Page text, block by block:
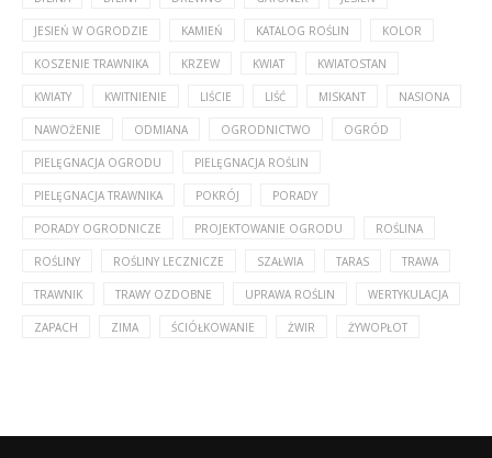
JESIEŃ W OGRODZIE KAMIEŃ KATALOG ROŚLIN KOLOR
KOSZENIE TRAWNIKA KRZEW KWIAT KWIATOSTAN
KWIATY KWITNIENIE LIŚCIE LIŚĆ MISKANT NASIONA
NAWOŻENIE ODMIANA OGRODNICTWO OGRÓD
PIELĘGNACJA OGRODU PIELĘGNACJA ROŚLIN
PIELĘGNACJA TRAWNIKA POKRÓJ PORADY
PORADY OGRODNICZE PROJEKTOWANIE OGRODU ROŚLINA
ROŚLINY ROŚLINY LECZNICZE SZAŁWIA TARAS TRAWA
TRAWNIK TRAWY OZDOBNE UPRAWA ROŚLIN WERTYKULACJA
ZAPACH ZIMA ŚCIÓŁKOWANIE ŻWIR ŻYWOPŁOT